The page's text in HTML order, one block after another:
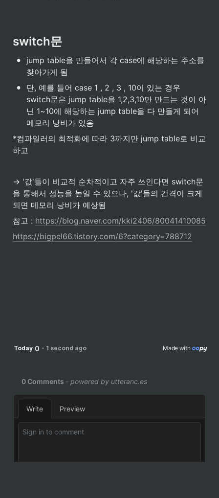
switch문
•
jump table을 만들어서 각 case에 해당하는 주소를
찾아가게 됨
•
단, 예를 들어 case 1 , 2 , 3 , 10이 있는 경우
switch문은 jump table을 1,2,3,10만 만드는 것이 아
닌 1~10에 해당하는 jump table을 다 만들게 되어
메모리 낭비가 있음
*컴파일러의 최적화에 따라 3까지만 jump table로 비교
하고
→ '값'들이 비교적 순차적이고 자주 쓰인다면 switch문
을 통해서 성능을 높일 수 있으나, '값'들의 간격이 크게
되면 메모리 낭비가 예상됨
참고 : https://blog.naver.com/kki2406/80041410085
https://bigpel66.tistory.com/6?category=788712
Today 0 - 1 second ago Made with